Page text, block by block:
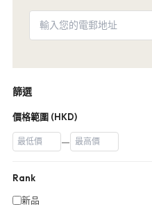
篩選
價格範圍 (HKD)
—
Rank
新品